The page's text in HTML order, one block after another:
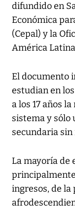
difundido en
Económica
(Cepal) y la
América
El documento
estudian en
a los 17 años
sistema y sólo
secundaria sin
La mayoría de
ingresos, de la